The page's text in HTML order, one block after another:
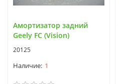
Амортизатор задний
Geely FC (Vision)
20125
1